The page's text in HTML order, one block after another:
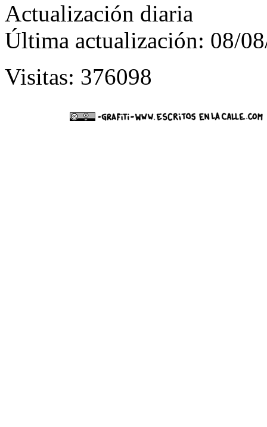
Actualización diaria
Última actualización: 08/
Visitas: 376098